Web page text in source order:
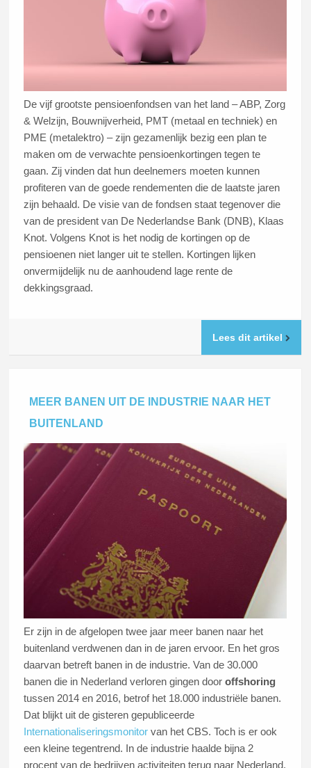
De vijf grootste pensioenfondsen van het land – ABP, Zorg
& Welzijn, Bouwnijverheid, PMT (metaal en techniek) en
PME (metalektro) – zijn gezamenlijk bezig een plan te
maken om de verwachte pensioenkortingen tegen te
gaan. Zij vinden dat hun deelnemers moeten kunnen
profiteren van de goede rendementen die de laatste jaren
zijn behaald. De visie van de fondsen staat tegenover die
van de president van De Nederlandse Bank (DNB), Klaas
Knot. Volgens Knot is het nodig de kortingen op de
pensioenen niet langer uit te stellen. Kortingen lijken
onvermijdelijk nu de aanhoudend lage rente de
dekkingsgraad.
Lees dit artikel
MEER BANEN UIT DE INDUSTRIE NAAR HET
BUITENLAND
Er zijn in de afgelopen twee jaar meer banen naar het
buitenland verdwenen dan in de jaren ervoor. En het gros
daarvan betreft banen in de industrie. Van de 30.000
banen die in Nederland verloren gingen dooroffshoring
tussen 2014 en 2016, betrof het 18.000 industriële banen.
Dat blijkt uit de gisteren gepubliceerde
Internationaliseringsmonitor van het CBS. Toch is er ook
een kleine tegentrend. In de industrie haalde bijna 2
procent van de bedrijven activiteiten terug naar Nederland.